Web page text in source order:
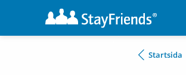
Startsida